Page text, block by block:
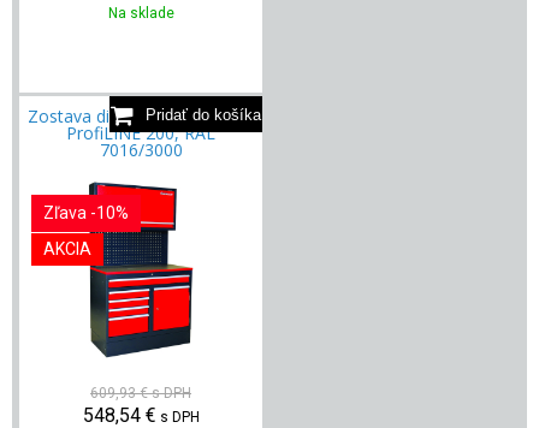
Na sklade
Zostava dielenského nábytku
ProfiLINE 200, RAL
7016/3000
Zľava -10%
AKCIA
609,93 €s DPH
548,54 € s DPH